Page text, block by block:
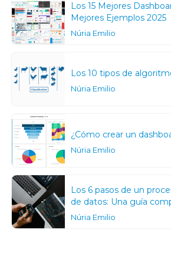
Los 15 Mejores
Mejores Ejemplos 2025
Núria Emilio
Los 10 tipos de
Núria Emilio
¿Cómo crear un
Núria Emilio
Los 6 pasos de un
de datos: Una guía
Núria Emilio